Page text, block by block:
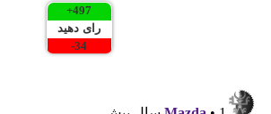
497
+
رای دهید
34
-